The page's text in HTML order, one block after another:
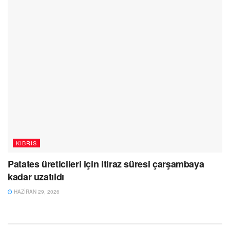
KIBRIS
Patates üreticileri için itiraz süresi çarşambaya
kadar uzatıldı
HAZIRAN 29, 2026